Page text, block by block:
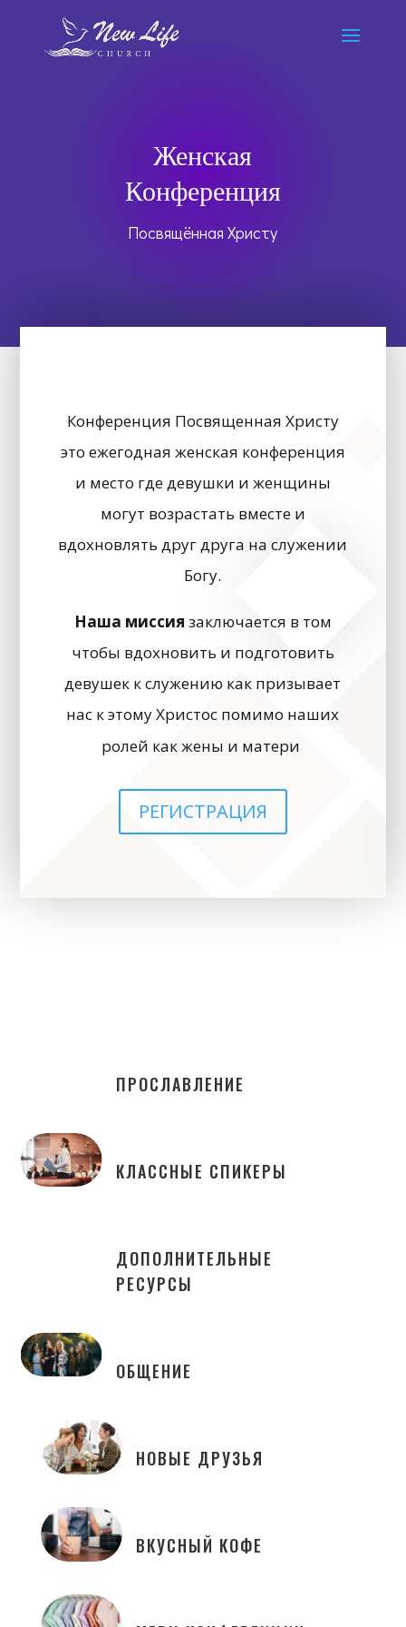
Женская
Конференция
Посвящённая Христу
Конференция Посвященная Христу
это ежегодная женская конференция
и место где девушки и женщины
могут возрастать вместе и
вдохновлять друг друга на служении
Богу.
Наша миссия заключается в том
чтобы вдохновить и подготовить
девушек к служению как призывает
нас к этому Христос помимо наших
ролей как жены и матери
РЕГИСТРАЦИЯ
ПРОСЛАВЛЕНИЕ
КЛАССНЫЕ СПИКЕРЫ
ДОПОЛНИТЕЛЬНЫЕ
РЕСУРСЫ
ОБЩЕНИЕ
НОВЫЕ ДРУЗЬЯ
ВКУСНЫЙ КОФЕ